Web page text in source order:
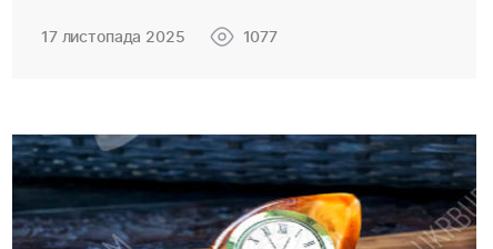
17 листопада 2025 1077